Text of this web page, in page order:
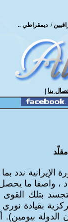
بنا |
/ ديمقراطي .. تقدمي ..
الإيرانية
، واصفا ما
بتلك
بقيادة
الدولة بيومين).